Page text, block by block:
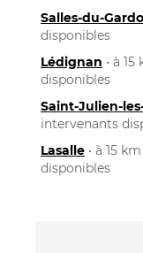
Salles-du-
disponibles
Lédignan • à
disponibles
Saint-Julien-
intervenants
Lasalle • à 15
disponibles